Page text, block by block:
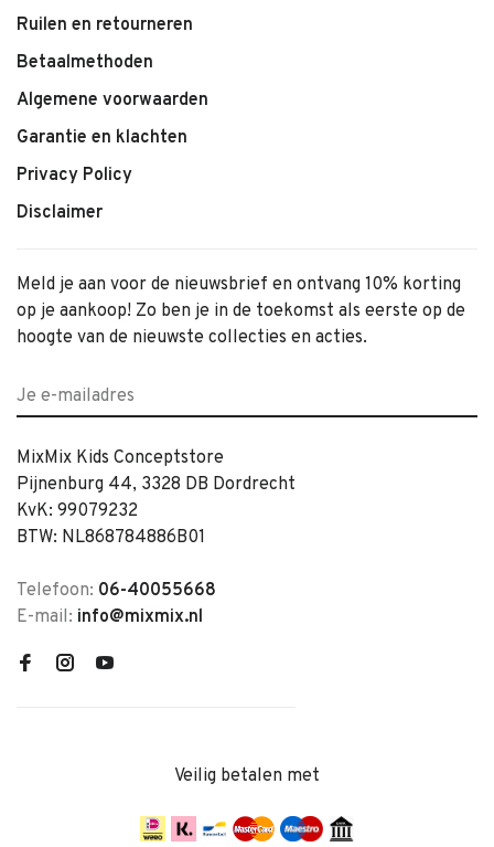
Ruilen en retourneren
Betaalmethoden
Algemene voorwaarden
Garantie en klachten
Privacy Policy
Disclaimer
Meld je aan voor de nieuwsbrief en ontvang 10% korting
op je aankoop! Zo ben je in de toekomst als eerste op de
hoogte van de nieuwste collecties en acties.
MixMix Kids Conceptstore
Pijnenburg 44, 3328 DB Dordrecht
KvK: 99079232
BTW: NL868784886B01
Telefoon: 06-40055668
E-mail: info@mixmix.nl
Veilig betalen met